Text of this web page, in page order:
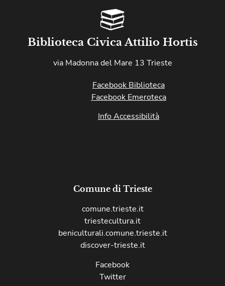
Biblioteca Civica Attilio Hortis
via Madonna del Mare 13 Trieste
Facebook Biblioteca
Facebook Emeroteca
Info Accessibilità
Comune di Trieste
comune.trieste.it
triestecultura.it
beniculturali.comune.trieste.it
discover-trieste.it
Facebook
Twitter